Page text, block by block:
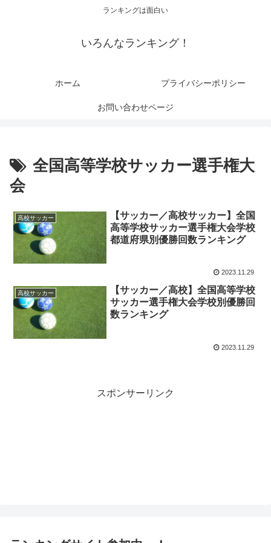
ランキングは面白い
いろんなランキング！
ホーム プライバシーポリシー
お問い合わせページ
全国高等学校サッカー選手権大
会
高校サッカー
【サッカー／高校サッカー】全国
高等学校サッカー選手権大会学校
都道府県別優勝回数ランキング
2023.11.29
高校サッカー
【サッカー／高校】全国高等学校
サッカー選手権大会学校別優勝回
数ランキング
2023.11.29
スポンサーリンク